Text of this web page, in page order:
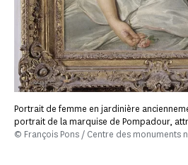
Portrait de femme en jardinière
portrait de la marquise de Pompadour,
© François Pons / Centre des monuments